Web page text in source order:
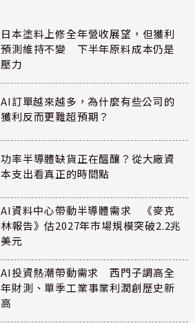
日本塗料上修全年營收展望，但獲利
預測維持不變 下半年原料成本仍是
壓力
AI訂單越來越多，為什麼有些公司的
獲利反而更難超預期？
功率半導體缺貨正在醞釀？從大廠資
本支出看真正的時間點
AI資料中心帶動半導體需求 《麥克
林報告》估2027年市場規模突破2.2兆
美元
AI投資熱潮帶動需求 西門子調高全
年財測、單季工業事業利潤創歷史新
高